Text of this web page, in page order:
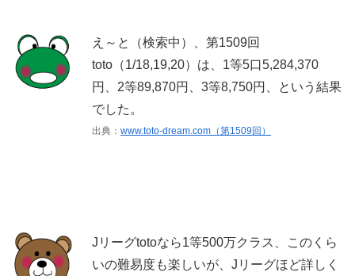
え～と（検索中）、第1509回
toto（1/18,19,20）は、1等5口5,284,370
円、2等89,870円、3等8,750円、という結果
でした。
出典： www.toto-dream.com（第1509回）
Jリーグtotoなら1等500万クラス、このくら
いの難易度も楽しいが、Jリーグほど詳しく